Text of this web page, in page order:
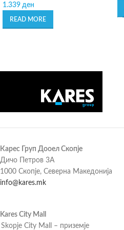
1.339 ден
READ MORE
Карес Груп Дооел Скопје
Дичо Петров 3А
1000 Скопје, Северна Македонија
info@kares.mk
Kares City Mall
Skopje City Mall – приземје